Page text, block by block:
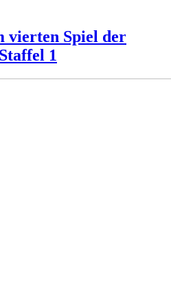
vierten Spiel der
1